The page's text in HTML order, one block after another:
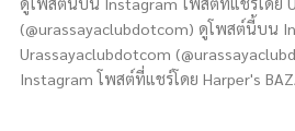
(@urassayaclubdotcom) ดูโพสต์นี้บน
Urassayaclubdotcom
Instagram โพสต์ที่แชร์โดย Harper's